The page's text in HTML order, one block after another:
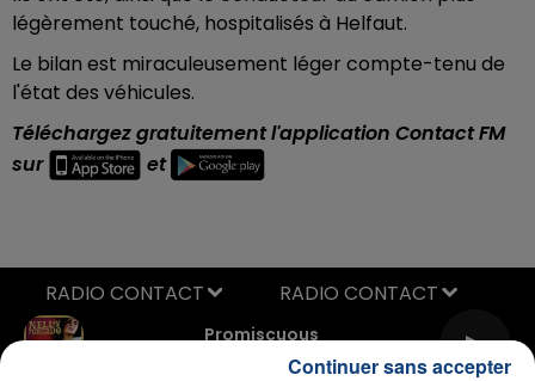
légèrement touché, hospitalisés à Helfaut.
Le bilan est miraculeusement léger compte-tenu de
l'état des véhicules.
Téléchargez gratuitement l'application Contact FM
sur
et
Promiscuous
NELLY FURTADO & TIMBALAND
RADIO CONTACT
Continuer sans accepter